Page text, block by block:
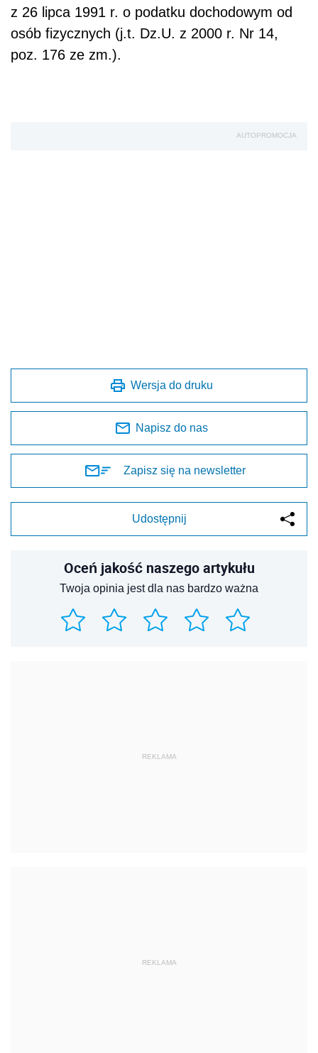
z 26 lipca 1991 r. o podatku dochodowym od
osób fizycznych (j.t. Dz.U. z 2000 r. Nr 14,
poz. 176 ze zm.).
AUTOPROMOCJA
Wersja do druku
Napisz do nas
Zapisz się na newsletter
Udostępnij
Oceń jakość naszego artykułu
Twoja opinia jest dla nas bardzo ważna
REKLAMA
REKLAMA